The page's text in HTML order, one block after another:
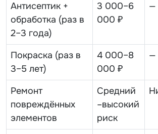
Антисептик +
обработка (раз в
2–3 года)
3 000–6
000 ₽
—
Покраска (раз в
3–5 лет)
4 000–8
000 ₽
—
Ремонт
повреждённых
элементов
Средний
–высокий
риск